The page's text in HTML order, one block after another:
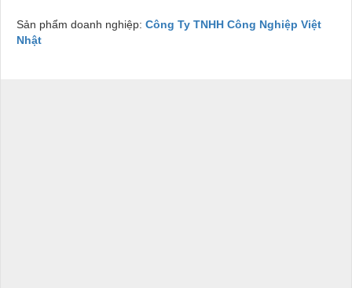
Sản phẩm doanh nghiệp: Công Ty TNHH Công Nghiệp Việt
Nhật